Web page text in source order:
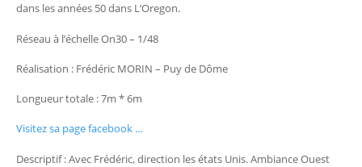
dans les années 50 dans L’Oregon.
Réseau à l’échelle On30 – 1/48
Réalisation : Frédéric MORIN – Puy de Dôme
Longueur totale : 7m * 6m
Visitez sa page facebook …
Descriptif : Avec Frédéric, direction les états Unis. Ambiance Ouest